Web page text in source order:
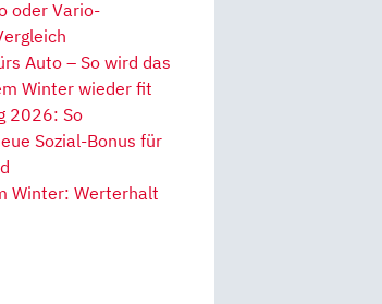
oder Vario-
Auto – So wird das
Winter wieder fit
2026: So
Sozial-Bonus für
Winter: Werterhalt